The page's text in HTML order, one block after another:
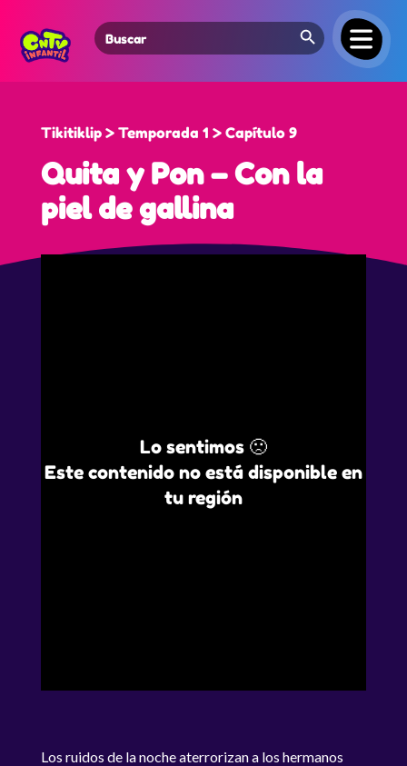
Search
for:
Search Button
Tikitiklip > Temporada 1 > Capítulo 9
Quita y Pon – Con la
piel de gallina
Lo sentimos 🙁
Este contenido no está disponible en
tu región
Los ruidos de la noche aterrorizan a los hermanos